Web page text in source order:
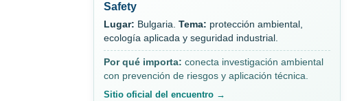
Safety
Lugar: Bulgaria. Tema: protección ambiental,
ecología aplicada y seguridad industrial.
Por qué importa: conecta investigación ambiental
con prevención de riesgos y aplicación técnica.
Sitio oficial del encuentro →